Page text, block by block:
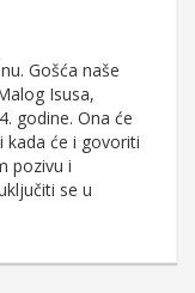
Gošća naše
Isusa,
godine. Ona će
kada će i govoriti
pozivu i
se u